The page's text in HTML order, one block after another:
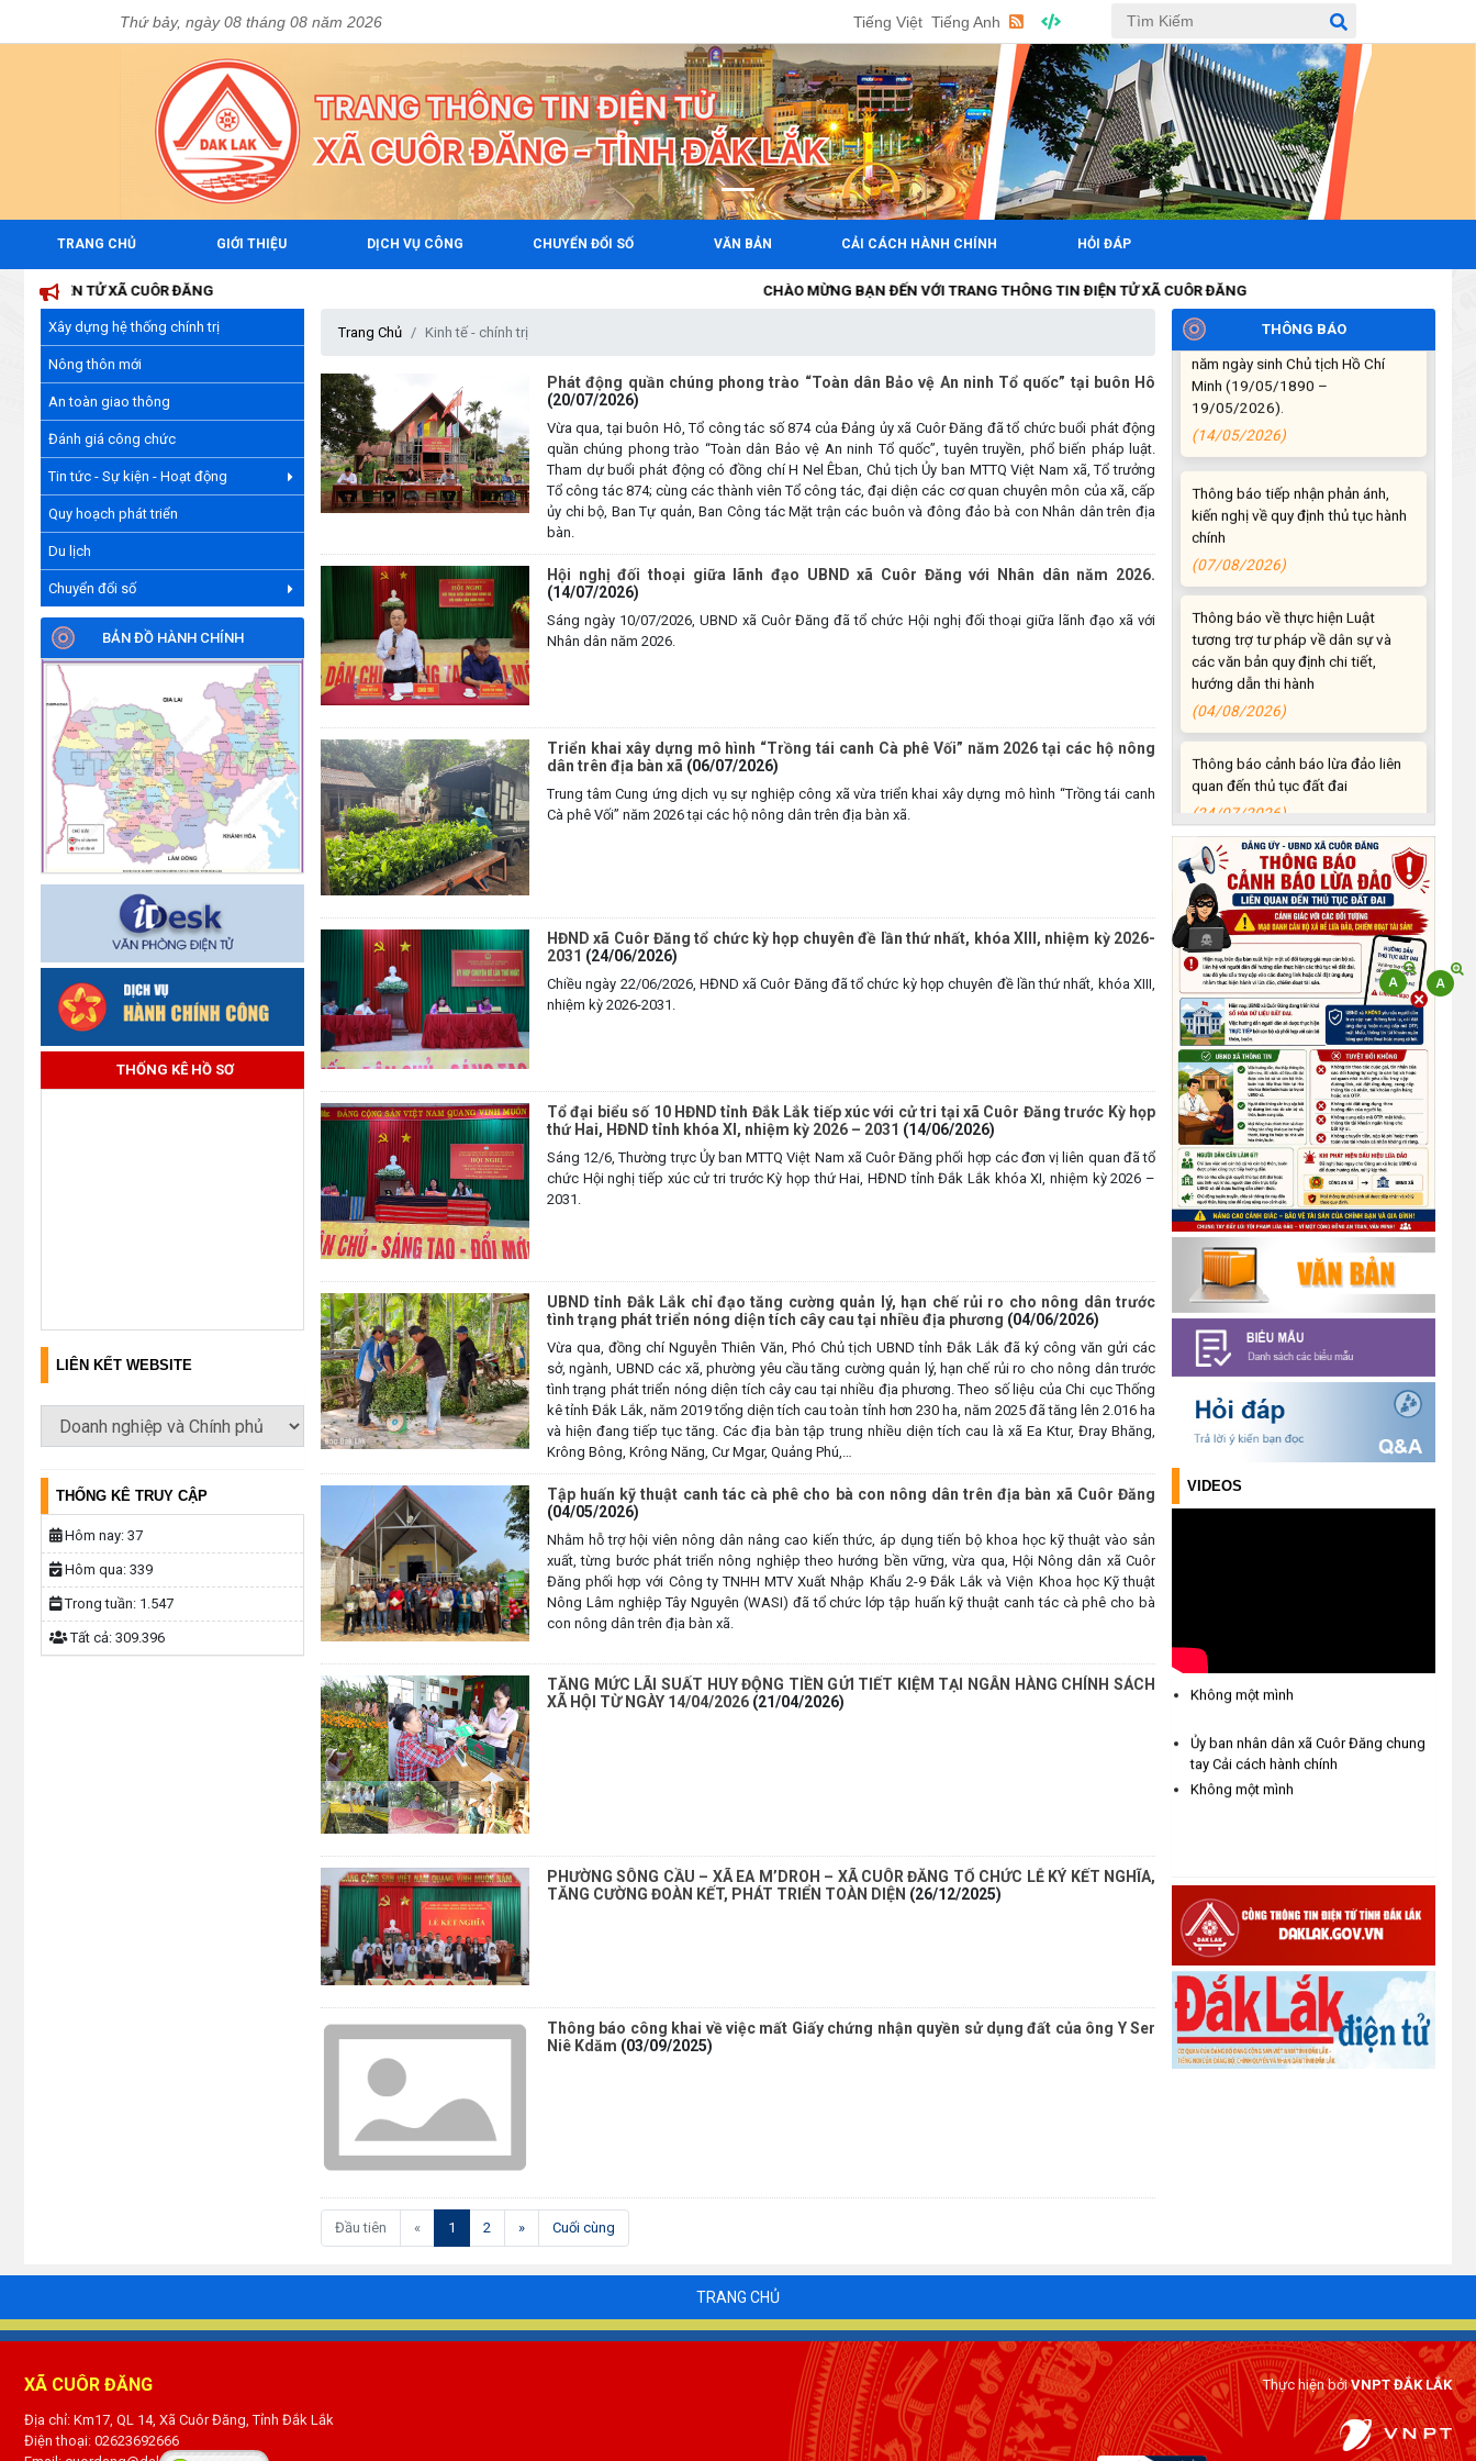
Thứ bảy, ngày 08 tháng 08 năm 2026 Tiếng Việt Tiếng Anh
TRANG CHỦ GIỚI THIỆU DỊCH VỤ CÔNG CHUYỂN ĐỔI SỐ VĂN BẢN CẢI CÁCH HÀNH CHÍNH HỎI ĐÁP
TỬ XÃ CUÔR ĐĂNG CHÀO MỪNG BẠN ĐẾN VỚI TRANG THÔNG TIN ĐIỆN TỬ XÃ CUÔR ĐĂNG
Xây dựng hệ thống chính trị
Nông thôn mới
An toàn giao thông
Đánh giá công chức
Tin tức - Sự kiện - Hoạt động
Quy hoạch phát triển
Du lịch
Chuyển đổi số
BẢN ĐỒ HÀNH CHÍNH
THỐNG KÊ HỒ SƠ
LIÊN KẾT WEBSITE
THỐNG KÊ TRUY CẬP
Hôm nay: 37
Hôm qua: 339
Trong tuần: 1.547
Tất cả: 309.396
Trang Chủ Kinh tế - chính trị
Phát động quần chúng phong trào “Toàn dân Bảo vệ An ninh Tổ quốc” tại buôn Hô
(20/07/2026)
Vừa qua, tại buôn Hô, Tổ công tác số 874 của Đảng ủy xã Cuôr Đăng đã tổ chức buổi phát động
quần chúng phong trào “Toàn dân Bảo vệ An ninh Tổ quốc”, tuyên truyền, phổ biến pháp luật.
Tham dự buổi phát động có đồng chí H Nel Êban, Chủ tịch Ủy ban MTTQ Việt Nam xã, Tổ trưởng
Tổ công tác 874; cùng các thành viên Tổ công tác, đại diện các cơ quan chuyên môn của xã, cấp
ủy chi bộ, Ban Tự quản, Ban Công tác Mặt trận các buôn và đông đảo bà con Nhân dân trên địa
bàn.
Hội nghị đối thoại giữa lãnh đạo UBND xã Cuôr Đăng với Nhân dân năm 2026.
(14/07/2026)
Sáng ngày 10/07/2026, UBND xã Cuôr Đăng đã tổ chức Hội nghị đối thoại giữa lãnh đạo xã với
Nhân dân năm 2026.
Triển khai xây dựng mô hình “Trồng tái canh Cà phê Vối” năm 2026 tại các hộ nông
dân trên địa bàn xã (06/07/2026)
Trung tâm Cung ứng dịch vụ sự nghiệp công xã vừa triển khai xây dựng mô hình “Trồng tái canh
Cà phê Vối” năm 2026 tại các hộ nông dân trên địa bàn xã.
HĐND xã Cuôr Đăng tổ chức kỳ họp chuyên đề lần thứ nhất, khóa XIII, nhiệm kỳ 2026-
2031 (24/06/2026)
Chiều ngày 22/06/2026, HĐND xã Cuôr Đăng đã tổ chức kỳ họp chuyên đề lần thứ nhất, khóa XIII,
nhiệm kỳ 2026-2031.
Tổ đại biểu số 10 HĐND tỉnh Đắk Lắk tiếp xúc với cử tri tại xã Cuôr Đăng trước Kỳ họp
thứ Hai, HĐND tỉnh khóa XI, nhiệm kỳ 2026 – 2031 (14/06/2026)
Sáng 12/6, Thường trực Ủy ban MTTQ Việt Nam xã Cuôr Đăng phối hợp các đơn vị liên quan đã tổ
chức Hội nghị tiếp xúc cử tri trước Kỳ họp thứ Hai, HĐND tỉnh Đắk Lắk khóa XI, nhiệm kỳ 2026 –
2031.
UBND tỉnh Đắk Lắk chỉ đạo tăng cường quản lý, hạn chế rủi ro cho nông dân trước
tình trạng phát triển nóng diện tích cây cau tại nhiều địa phương (04/06/2026)
Vừa qua, đồng chí Nguyễn Thiên Văn, Phó Chủ tịch UBND tỉnh Đắk Lắk đã ký công văn gửi các
sở, ngành, UBND các xã, phường yêu cầu tăng cường quản lý, hạn chế rủi ro cho nông dân trước
tình trạng phát triển nóng diện tích cây cau tại nhiều địa phương. Theo số liệu của Chi cục Thống
kê tỉnh Đắk Lắk, năm 2019 tổng diện tích cau toàn tỉnh hơn 230 ha, năm 2025 đã tăng lên 2.016 ha
và hiện đang tiếp tục tăng. Các địa bàn tập trung nhiều diện tích cau là xã Ea Ktur, Đray Bhăng,
Krông Bông, Krông Năng, Cư Mgar, Quảng Phú,…
Tập huấn kỹ thuật canh tác cà phê cho bà con nông dân trên địa bàn xã Cuôr Đăng
(04/05/2026)
Nhằm hỗ trợ hội viên nông dân nâng cao kiến thức, áp dụng tiến bộ khoa học kỹ thuật vào sản
xuất, từng bước phát triển nông nghiệp theo hướng bền vững, vừa qua, Hội Nông dân xã Cuôr
Đăng phối hợp với Công ty TNHH MTV Xuất Nhập Khẩu 2-9 Đắk Lắk và Viện Khoa học Kỹ thuật
Nông Lâm nghiệp Tây Nguyên (WASI) đã tổ chức lớp tập huấn kỹ thuật canh tác cà phê cho bà
con nông dân trên địa bàn xã.
TĂNG MỨC LÃI SUẤT HUY ĐỘNG TIỀN GỬI TIẾT KIỆM TẠI NGÂN HÀNG CHÍNH SÁCH
XÃ HỘI TỪ NGÀY 14/04/2026 (21/04/2026)
PHƯỜNG SÔNG CẦU – XÃ EA M’DROH – XÃ CUÔR ĐĂNG TỔ CHỨC LỄ KÝ KẾT NGHĨA,
TĂNG CƯỜNG ĐOÀN KẾT, PHÁT TRIỂN TOÀN DIỆN (26/12/2025)
Thông báo công khai về việc mất Giấy chứng nhận quyền sử dụng đất của ông Y Ser
Niê Kdăm (03/09/2025)
Đầu tiên « 1 (current)
2 » Cuối cùng
THÔNG BÁO
học, Công nghệ và Đổi mới sáng
(15/05/2026)
Chương trình đối thoại giữa lãnh
đạo UBND xã với thanh niên, thiếu
nhi trên địa bàn xã năm 2026
(14/05/2026)
Minh (15/05/1941 –
15/05/2026) và kỷ niệm 136
năm ngày sinh Chủ tịch Hồ Chí
Minh (19/05/1890 –
19/05/2026).
(14/05/2026)
Thông báo tiếp nhận phản ánh,
chính
(07/08/2026)
Thông báo về thực hiện Luật
các văn bản quy định chi tiết,
hướng dẫn thi hành
(04/08/2026)
Thông báo cảnh báo lừa đảo liên
(24/07/2026)
“Trồng tái canh Cà phê Vối” năm
2026 tại các hộ nông dân trên địa
bàn xã
(06/07/2026)
Hội nghị công bố Nghị quyết, các
quyết định về thành lập thôn,
buôn, thành lập tổ chức Đảng, chỉ
định cấp ủy, trưởng các thôn,
buôn, trưởng Ban công tác Mặt
trận các thôn, buôn
(03/07/2026)
Xã Cuôr Đăng đã tổ chức lễ kỷ
niệm 85 năm Ngày truyền thống
Người cao tuổi Việt Nam
(06/06/1941-06/06/2026) và
tổ chức mừng thọ, chúc thọ
Người cao tuổi trên địa bàn xã.
(05/06/2026)
PHÁT ĐỘNG THAM GIA CUỘC
THI “ỨNG DỤNG TRÍ TUỆ NHÂN
TẠO VÀO CUỘC SỐNG – AI FOR
LIFE 2026” TRÊN ĐỊA BÀN TỈNH
ĐẮK LẮK
Chương trình đối thoại giữa lãnh
đạo UBND xã với thanh niên, thiếu
nhi trên địa bàn xã năm 2026
Chương trình kỷ niệm 85 năm
ngày thành lập Đội TNTP Hồ Chí
Minh (19/05/1890 –
19/05/2026).
(14/05/2026)
VIDEOS
tay Cải cách hành chính
Không một mình
Ủy ban nhân dân xã Cuôr Đăng chung
tay Cải cách hành chính
Không một mình
TRANG CHỦ
XÃ CUÔR ĐĂNG
Địa chỉ: Km17, QL 14, Xã Cuôr Đăng, Tỉnh Đắk Lắk
Điện thoại: 02623692666
Thực hiện bởiVNPT ĐẮK LẮK